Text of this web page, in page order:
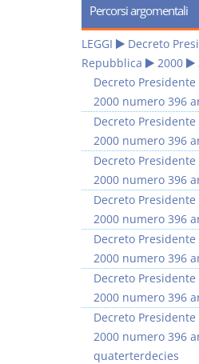
Percorsi argomentali
LEGGI
Decreto
Repubblica
2000
Decreto
2000 numero 396
Decreto
2000 numero 396
Decreto
2000 numero 396
Decreto
2000 numero 396
Decreto
2000 numero 396
Decreto
2000 numero 396
Decreto
2000 numero 396
quaterterdecies